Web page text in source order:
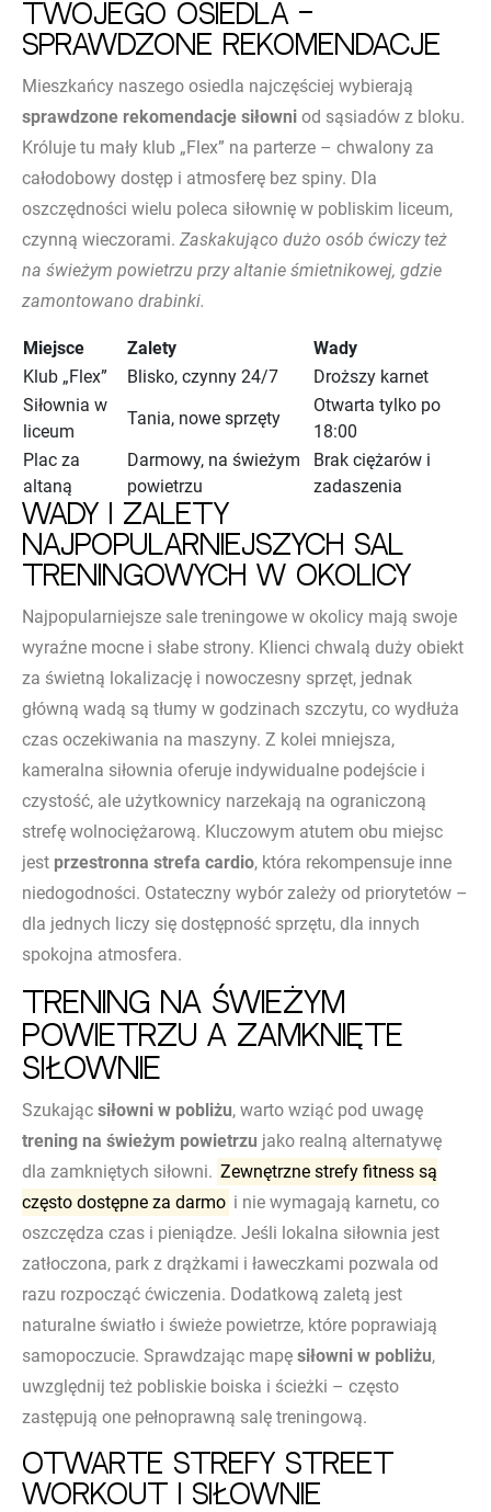
Twojego osiedla –
sprawdzone rekomendacje
Mieszkańcy naszego osiedla najczęściej wybierają
sprawdzone rekomendacje siłowni od sąsiadów z bloku.
Króluje tu mały klub „Flex” na parterze – chwalony za
całodobowy dostęp i atmosferę bez spiny. Dla
oszczędności wielu poleca siłownię w pobliskim liceum,
czynną wieczorami. Zaskakująco dużo osób ćwiczy też
na świeżym powietrzu przy altanie śmietnikowej, gdzie
zamontowano drabinki.
Miejsce Zalety
Wady
Klub „Flex”
Blisko, czynny 24/7
Droższy karnet
Siłownia w
liceum
Tania, nowe sprzęty
Otwarta tylko po
18:00
Plac za
altaną
Darmowy, na świeżym
powietrzu
Brak ciężarów i
zadaszenia
Wady i zalety
najpopularniejszych sal
treningowych w okolicy
Najpopularniejsze sale treningowe w okolicy mają swoje
wyraźne mocne i słabe strony. Klienci chwalą duży obiekt
za świetną lokalizację i nowoczesny sprzęt, jednak
główną wadą są tłumy w godzinach szczytu, co wydłuża
czas oczekiwania na maszyny. Z kolei mniejsza,
kameralna siłownia oferuje indywidualne podejście i
czystość, ale użytkownicy narzekają na ograniczoną
strefę wolnociężarową. Kluczowym atutem obu miejsc
jest przestronna strefa cardio, która rekompensuje inne
niedogodności. Ostateczny wybór zależy od priorytetów –
dla jednych liczy się dostępność sprzętu, dla innych
spokojna atmosfera.
Trening na świeżym
powietrzu a zamknięte
siłownie
Szukając siłowni w pobliżu, warto wziąć pod uwagę
trening na świeżym powietrzu jako realną alternatywę
dla zamkniętych siłowni. Zewnętrzne strefy fitness są
często dostępne za darmo i nie wymagają karnetu, co
oszczędza czas i pieniądze. Jeśli lokalna siłownia jest
zatłoczona, park z drążkami i ławeczkami pozwala od
razu rozpocząć ćwiczenia. Dodatkową zaletą jest
naturalne światło i świeże powietrze, które poprawiają
samopoczucie. Sprawdzając mapę siłowni w pobliżu,
uwzględnij też pobliskie boiska i ścieżki – często
zastępują one pełnoprawną salę treningową.
Otwarte strefy street
workout i siłownie